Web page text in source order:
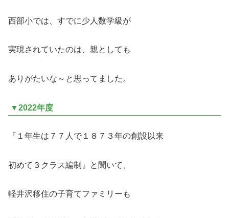
西部小では、すでに少人数学級が
実現されていたのは、親としても
ありがたいな～と思ってました。
▼2022年度
『１年生は７７人で１８７３年の創設以来
初めて３クラス編制』と聞いて、
軽井沢移住の子育てファミリーも